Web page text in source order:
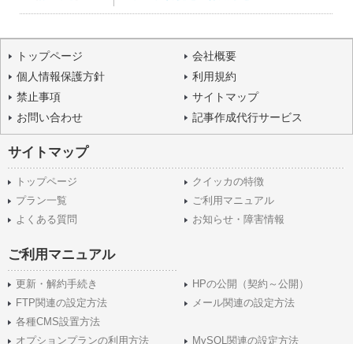
トップページ
会社概要
個人情報保護方針
利用規約
禁止事項
サイトマップ
お問い合わせ
記事作成代行サービス
サイトマップ
トップページ
クイッカの特徴
プラン一覧
ご利用マニュアル
よくある質問
お知らせ・障害情報
ご利用マニュアル
更新・解約手続き
HPの公開（契約～公開）
FTP関連の設定方法
メール関連の設定方法
各種CMS設置方法
オプションプランの利用方法
MySQL関連の設定方法